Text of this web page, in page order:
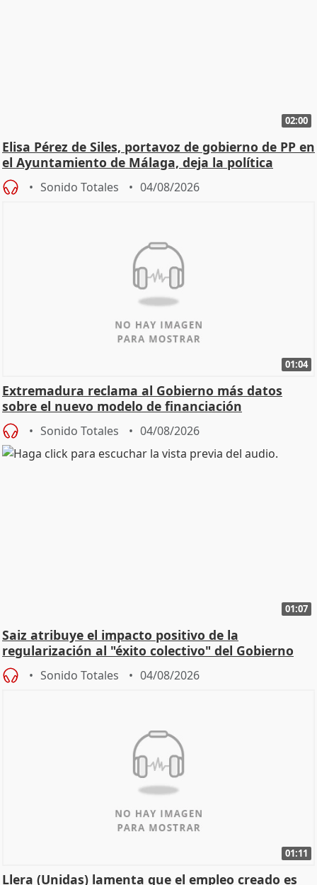
02:00
Elisa Pérez de Siles, portavoz de gobierno de PP en
el Ayuntamiento de Málaga, deja la política
Sonido Totales 04/08/2026
01:04
Extremadura reclama al Gobierno más datos
sobre el nuevo modelo de financiación
Sonido Totales 04/08/2026
01:07
Saiz atribuye el impacto positivo de la
regularización al "éxito colectivo" del Gobierno
Sonido Totales 04/08/2026
01:11
Llera (Unidas) lamenta que el empleo creado es